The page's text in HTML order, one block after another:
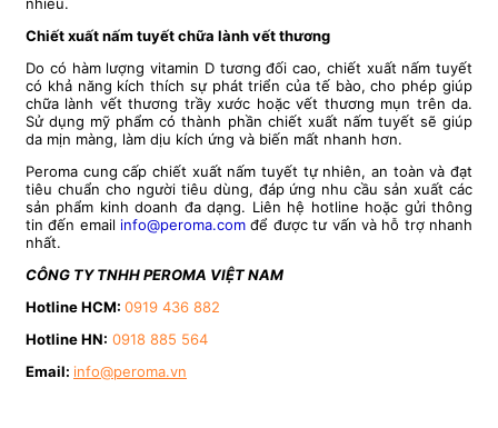
Chiết xuất nấm tuyết chữa lành vết thương
Do có hàm lượng vitamin D tương đối cao, chiết xuất nấm tuyết
có khả năng kích thích sự phát triển của tế bào, cho phép giúp
chữa lành vết thương trầy xước hoặc vết thương mụn trên da.
Sử dụng mỹ phẩm có thành phần chiết xuất nấm tuyết sẽ giúp
da mịn màng, làm dịu kích ứng và biến mất nhanh hơn.
Peroma cung cấp chiết xuất nấm tuyết tự nhiên, an toàn và đạt
tiêu chuẩn cho người tiêu dùng, đáp ứng nhu cầu sản xuất các
sản phẩm kinh doanh đa dạng. Liên hệ hotline hoặc gửi thông
tin đến email info@peroma.com để được tư vấn và hỗ trợ nhanh
nhất.
CÔNG TY TNHH PEROMA VIỆT NAM
Hotline HCM: 0919 436 882
Hotline HN: 0918 885 564
Email: info@peroma.vn